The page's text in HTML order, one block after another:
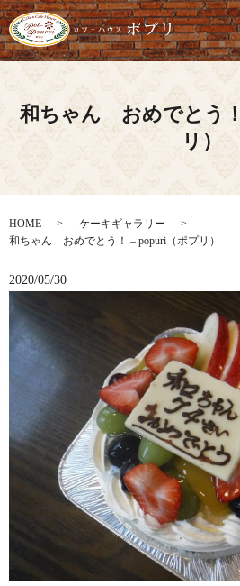
和ちゃん おめでとう
リ）
HOME
ケーキギャラリー
和ちゃん おめでとう！ – popuri（ポプリ）
2020/05/30